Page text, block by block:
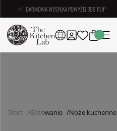
DARMOWA WYSYŁKA POWYŻEJ 399 PLN*
Start Gotowanie Noże kuchenne